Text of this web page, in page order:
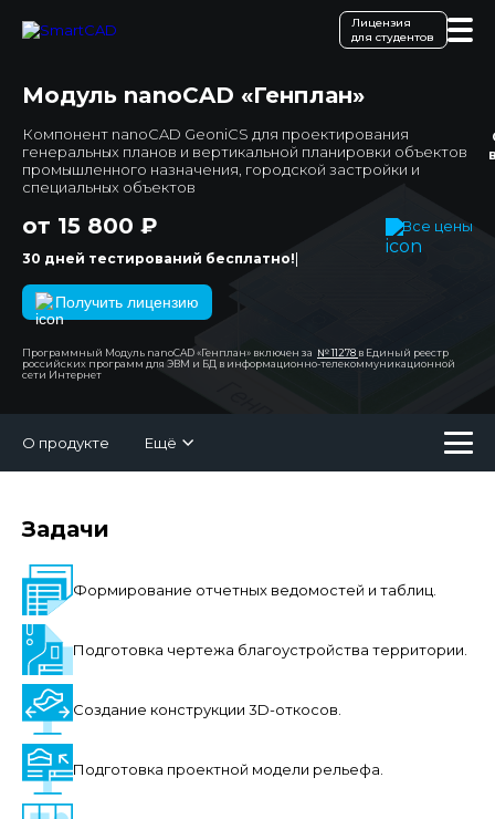
Лицензия
для студентов
Модуль nanoCAD «Генплан»
Компонент nanoCAD GeoniCS для проектирования
генеральных планов и вертикальной планировки объектов
промышленного назначения, городской застройки и
специальных объектов
от 15 800 ₽ Все цены
30 дней тестирований бесплатно!|
Получить лицензию
Программный Модуль nanoCAD «Генплан» включен за № 11278 в Единый реестр
российских программ для ЭВМ и БД в информационно-телекоммуникационной
сети Интернет
О продукте Ещё
Задачи
Формирование отчетных ведомостей и таблиц.
Подготовка чертежа благоустройства территории.
Создание конструкции 3D-откосов.
Подготовка проектной модели рельефа.